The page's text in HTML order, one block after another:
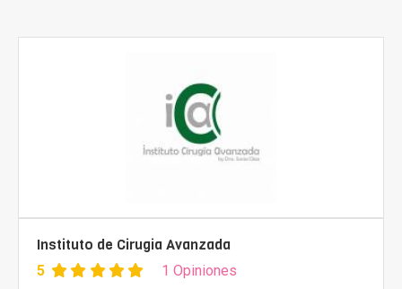
Instituto de Cirugia Avanzada
5 1 Opiniones